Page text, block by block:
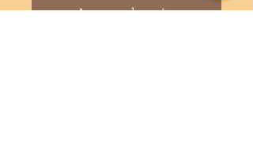
Agregar al carrito